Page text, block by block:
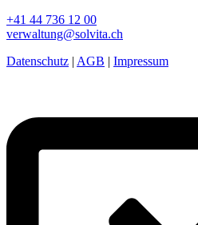
+41 44 736 12 00
verwaltung@solvita.ch
Datenschutz | AGB | Impressum